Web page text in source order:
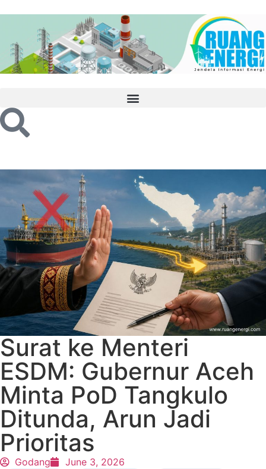
Surat ke Menteri
ESDM: Gubernur Aceh
Minta PoD Tangkulo
Ditunda, Arun Jadi
Prioritas
Godang June 3, 2026